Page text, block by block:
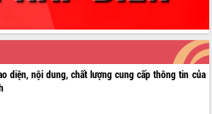
diện, nội dung, chất lượng cung cấp thông tin của